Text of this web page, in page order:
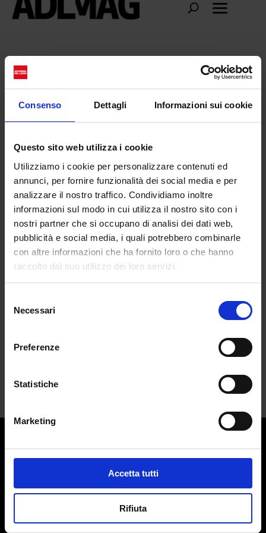
Consenso Dettagli Informazioni sui cookie
Questo sito web utilizza i cookie
Utilizziamo i cookie per personalizzare contenuti ed
annunci, per fornire funzionalità dei social media e per
analizzare il nostro traffico. Condividiamo inoltre
informazioni sul modo in cui utilizza il nostro sito con i
nostri partner che si occupano di analisi dei dati web,
pubblicità e social media, i quali potrebbero combinarle
con altre informazioni che ha fornito loro o che hanno
raccolto dal suo utilizzo dei loro servizi.
delNecessari
Preferenze
Statistiche
Marketing
Accetta tutti
Rifiuta
Lea Pericoli
Lea Pericoli: la Divina del tennis italiano
daFrancesca Soba|Ott 7, 2024|CULTURE
Lea Pericoli diceva: "Osare ma con